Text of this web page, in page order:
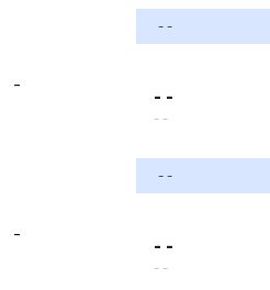
- -
-
- -
- -
- -
-
- -
- -